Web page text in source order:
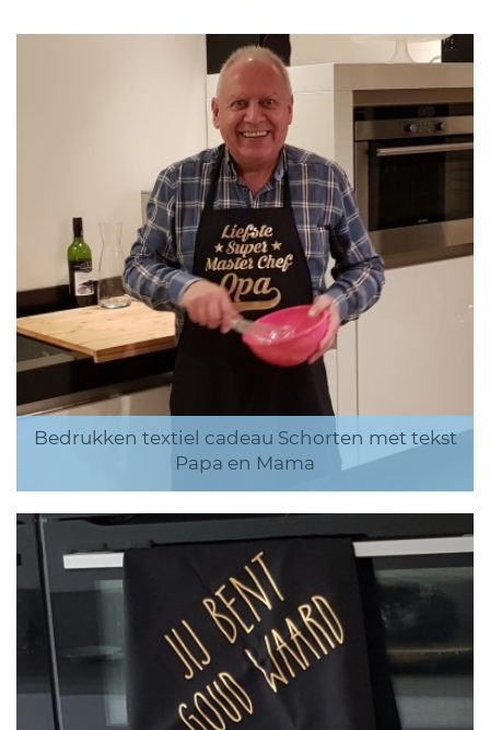
Bedrukken textiel cadeau Schorten met tekst
Papa en Mama